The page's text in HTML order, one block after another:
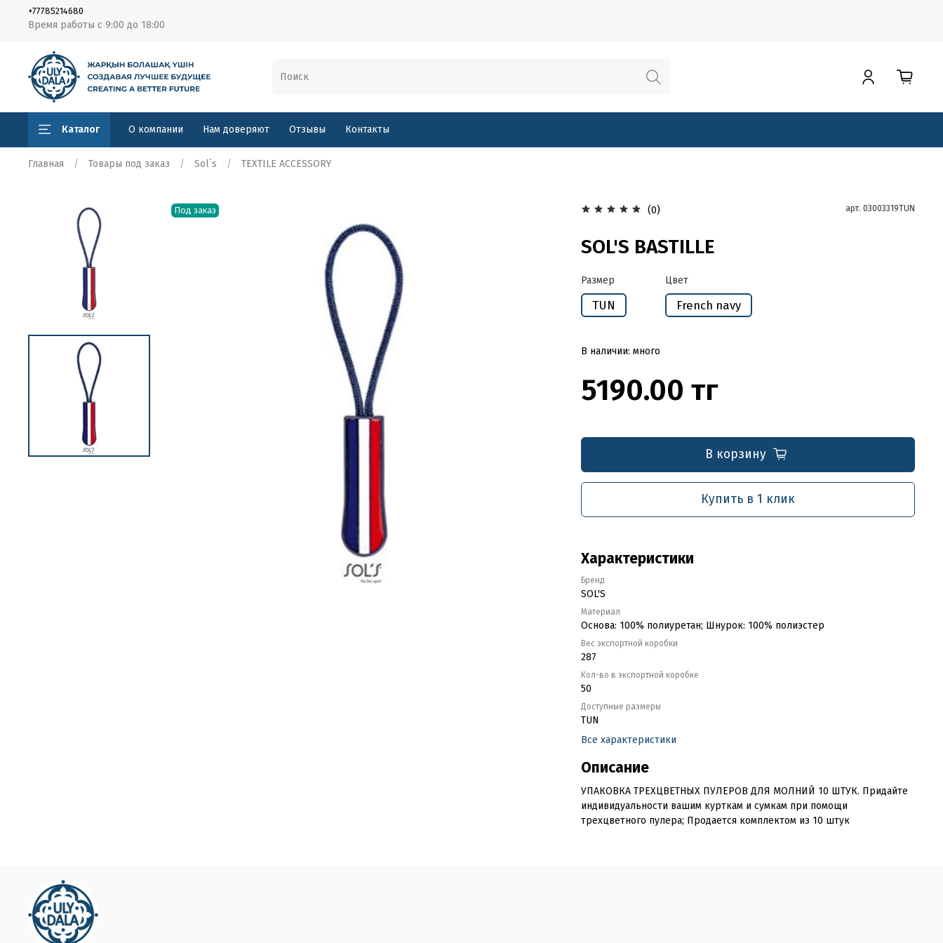
Время работы с 9:00 до 18:00
+77785214680
Каталог О компании Нам доверяют Отзывы Контакты
Главная Товары под заказ Sol`s TEXTILE ACCESSORY
Под заказ (0) арт. 03003319TUN
SOL'S BASTILLE
Размер
TUN
Цвет
French navy
В наличии: много
5190.00 тг
В корзину
Купить в 1 клик
Характеристики
Бренд
SOL'S
Материал
Основа: 100% полиуретан; Шнурок: 100% полиэстер
Вес экспортной коробки
287
Кол-во в экспортной коробке
50
Доступные размеры
TUN
Все характеристики
Описание
УПАКОВКА ТРЕХЦВЕТНЫХ ПУЛЕРОВ ДЛЯ МОЛНИЙ 10 ШТУК. Придайте
индивидуальности вашим курткам и сумкам при помощи
трехцветного пулера; Продается комплектом из 10 штук